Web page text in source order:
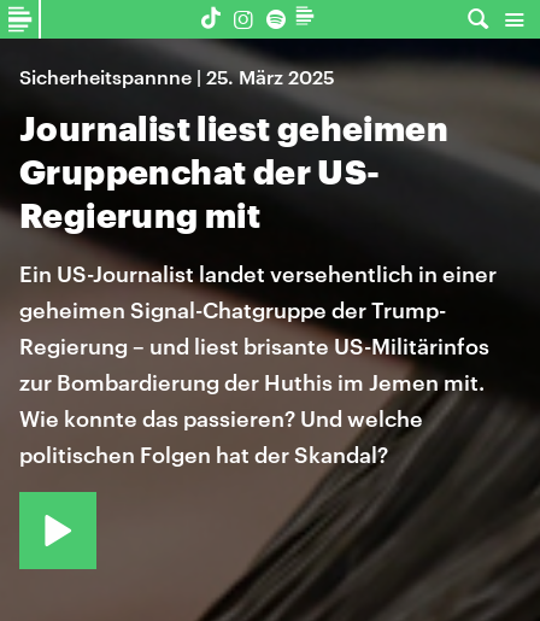
Sicherheitspannne | 25. März 2025
Journalist liest geheimen
Gruppenchat der US-
Regierung mit
Ein US-Journalist landet versehentlich in einer
geheimen Signal-Chatgruppe der Trump-
Regierung – und liest brisante US-Militärinfos
zur Bombardierung der Huthis im Jemen mit.
Wie konnte das passieren? Und welche
politischen Folgen hat der Skandal?